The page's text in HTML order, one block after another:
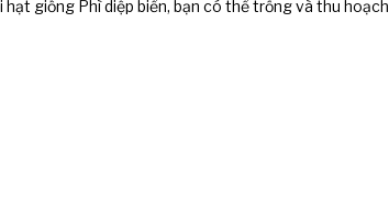
giống Phì diệp biển, bạn có thể trồng và thu hoạch